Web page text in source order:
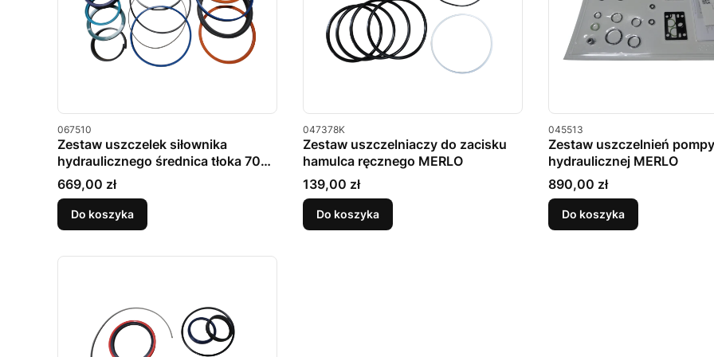
Kod produktu
067510
Zestaw uszczelek siłownika
hydraulicznego średnica tłoka 70
mm MERLO
Cena
669,00 zł
Do koszyka
Kod produktu
047378K
Zestaw uszczelniaczy do zacisku
hamulca ręcznego MERLO
Cena
139,00 zł
Do koszyka
Kod produktu
045513
Zestaw uszczelnień pompy
hydraulicznej MERLO
Cena
890,00 zł
Do koszyka